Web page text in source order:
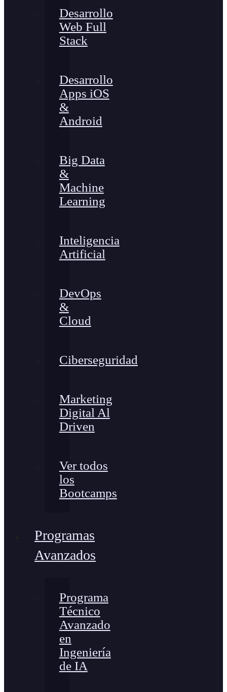
Desarrollo
Web Full
Stack
Desarrollo
Apps iOS
&
Android
Big Data
&
Machine
Learning
Inteligencia
Artificial
DevOps
&
Cloud
Ciberseguridad
Marketing
Digital Al
Driven
Ver todos
los
Bootcamps
Programas
Avanzados
Programa
Técnico
Avanzado
en
Ingeniería
de IA